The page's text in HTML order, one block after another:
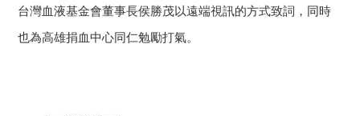
台灣血液基金會董事長侯勝茂以遠端視訊的方式致詞，同時
也為高雄捐血中心同仁勉勵打氣。